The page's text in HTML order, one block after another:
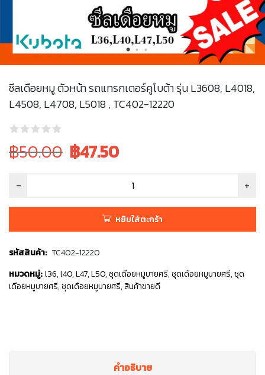
ซีลเดือยหมู ตัวหน้า รถแทรกเตอร์คูโบต้า รุ่น L3608, L4018,
L4508, L4708, L5018 , TC402-12220
Original
price
was:
฿50.00 Current
฿47.50
หยิบใส่ตะกร้า
รหัสสินค้า: TC402-12220
หมวดหมู่: l36,l40,L47,L50,ชุดเดือยหมูบายศรี,ชุดเดือยหมูบายศรี,ชุด
เดือยหมูบายศรี,ชุดเดือยหมูบายศรี,สินค้าขายดี
คำอธิบาย